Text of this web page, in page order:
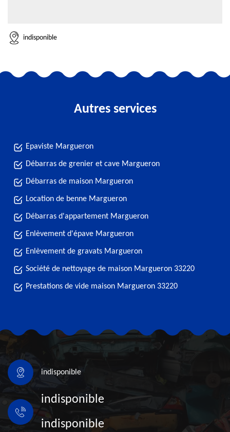
indisponible
Autres services
Epaviste Margueron
Débarras de grenier et cave Margueron
Débarras de maison Margueron
Location de benne Margueron
Débarras d'appartement Margueron
Enlèvement d'épave Margueron
Enlèvement de gravats Margueron
Société de nettoyage de maison Margueron 33220
Prestations de vide maison Margueron 33220
indisponible
indisponible
indisponible